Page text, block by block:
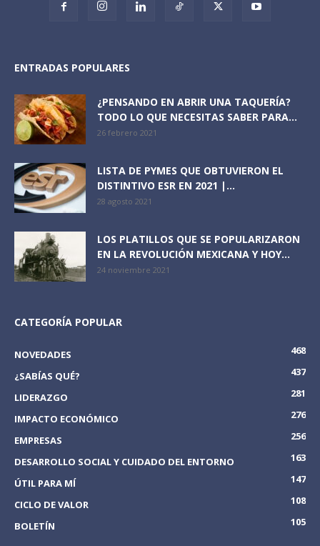
ENTRADAS POPULARES
¿PENSANDO EN ABRIR UNA TAQUERÍA?
TODO LO QUE NECESITAS SABER PARA...
26 febrero 2021
LISTA DE PYMES QUE OBTUVIERON EL
DISTINTIVO ESR EN 2021 |...
28 agosto 2021
LOS PLATILLOS QUE SE POPULARIZARON
EN LA REVOLUCIÓN MEXICANA Y HOY...
24 noviembre 2021
CATEGORÍA POPULAR
NOVEDADES
468
¿SABÍAS QUÉ?
437
LIDERAZGO
281
IMPACTO ECONÓMICO
276
EMPRESAS
256
DESARROLLO SOCIAL Y CUIDADO DEL ENTORNO
163
ÚTIL PARA MÍ
147
CICLO DE VALOR
108
BOLETÍN
105